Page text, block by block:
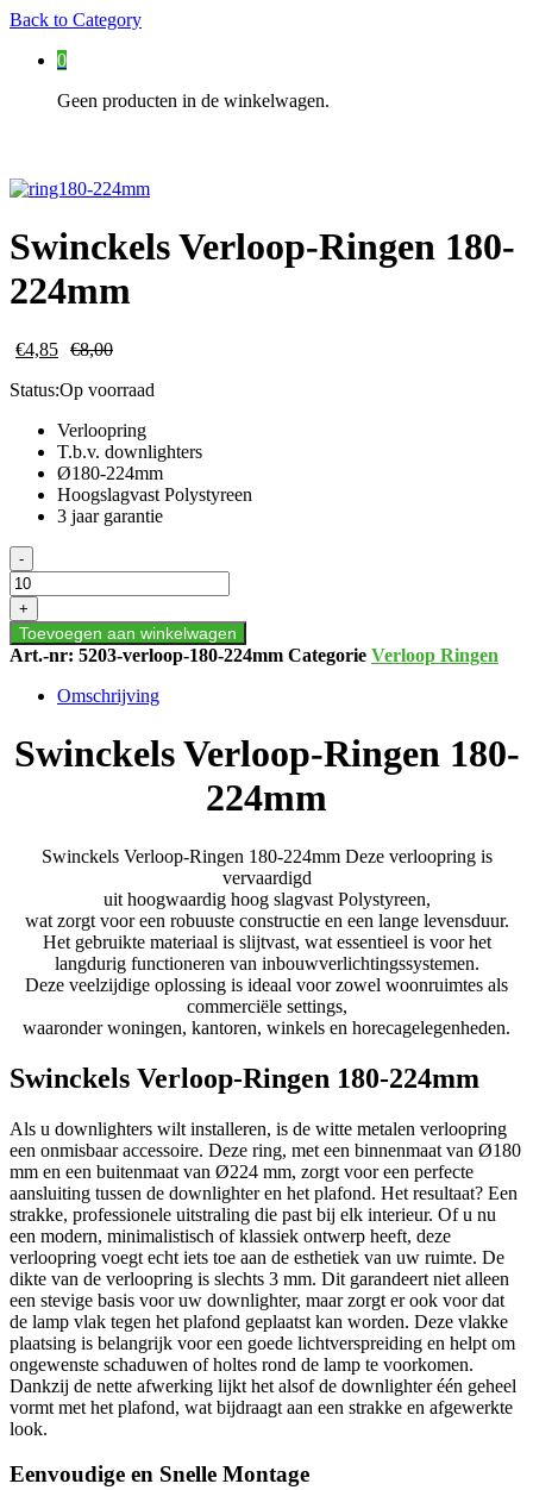
Back to Category
0
Geen producten in de winkelwagen.
Swinckels Verloop-Ringen 180-
224mm
€4,85 €8,00
Status:Op voorraad
Verloopring
T.b.v. downlighters
Ø180-224mm
Hoogslagvast Polystyreen
3 jaar garantie
Swinckels
Verloop-
Ringen
180-
224mm
aantal
-
+
Toevoegen aan winkelwagen
Art.-nr: 5203-verloop-180-224mm Categorie Verloop Ringen
Omschrijving
Swinckels Verloop-Ringen 180-
224mm
Swinckels Verloop-Ringen 180-224mm Deze verloopring is
vervaardigd
uit hoogwaardig hoog slagvast Polystyreen,
wat zorgt voor een robuuste constructie en een lange levensduur.
Het gebruikte materiaal is slijtvast, wat essentieel is voor het
langdurig functioneren van inbouwverlichtingssystemen.
Deze veelzijdige oplossing is ideaal voor zowel woonruimtes als
commerciële settings,
waaronder woningen, kantoren, winkels en horecagelegenheden.
Swinckels Verloop-Ringen 180-224mm
Als u downlighters wilt installeren, is de witte metalen verloopring
een onmisbaar accessoire. Deze ring, met een binnenmaat van Ø180
mm en een buitenmaat van Ø224 mm, zorgt voor een perfecte
aansluiting tussen de downlighter en het plafond. Het resultaat? Een
strakke, professionele uitstraling die past bij elk interieur. Of u nu
een modern, minimalistisch of klassiek ontwerp heeft, deze
verloopring voegt echt iets toe aan de esthetiek van uw ruimte. De
dikte van de verloopring is slechts 3 mm. Dit garandeert niet alleen
een stevige basis voor uw downlighter, maar zorgt er ook voor dat
de lamp vlak tegen het plafond geplaatst kan worden. Deze vlakke
plaatsing is belangrijk voor een goede lichtverspreiding en helpt om
ongewenste schaduwen of holtes rond de lamp te voorkomen.
Dankzij de nette afwerking lijkt het alsof de downlighter één geheel
vormt met het plafond, wat bijdraagt aan een strakke en afgewerkte
look.
Eenvoudige en Snelle Montage